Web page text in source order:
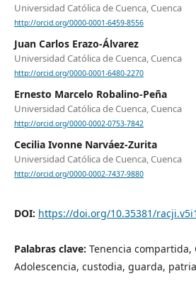
Universidad Católica de Cuenca, Cuenca
http://orcid.org/0000-0001-6459-8556
Juan Carlos Erazo-Álvarez
Universidad Católica de Cuenca, Cuenca
http://orcid.org/0000-0001-6480-2270
Ernesto Marcelo Robalino-Peña
Universidad Católica de Cuenca, Cuenca
http://orcid.org/0000-0002-0753-7842
Cecilia Ivonne Narváez-Zurita
Universidad Católica de Cuenca, Cuenca
http://orcid.org/0000-0002-7437-9880
DOI: https://doi.org/10.35381/
Palabras clave: Tenencia compartida,
Adolescencia, custodia, guarda,